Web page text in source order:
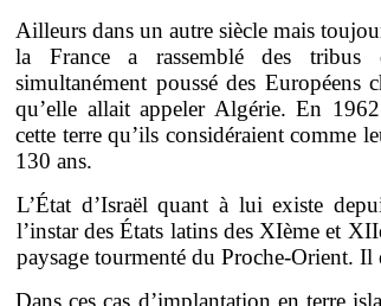
Ailleurs dans un autre siècle mais
la France a rassemblé des tribus
simultanément poussé des Européens
qu’elle allait appeler Algérie. En
cette terre qu’ils considéraient comme
130 ans.
L’État d’Israël quant à lui existe
l’instar des États latins des XIème et
paysage tourmenté du Proche-Orient. Il
Dans ces cas d’implantation en terre